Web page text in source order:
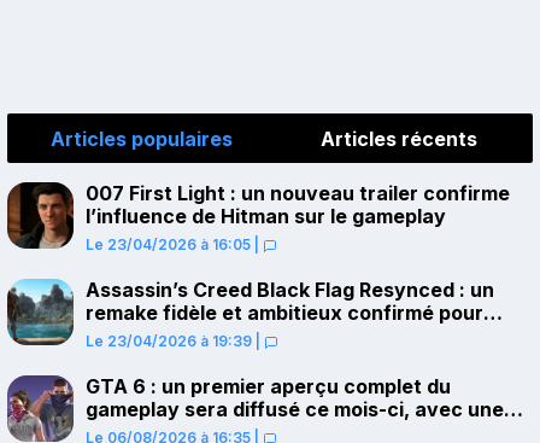
Articles populaires Articles récents
007 First Light : un nouveau trailer confirme
l’influence de Hitman sur le gameplay
Le 23/04/2026 à 16:05
Assassin’s Creed Black Flag Resynced : un
remake fidèle et ambitieux confirmé pour
juillet sur PS5
Le 23/04/2026 à 19:39
GTA 6 : un premier aperçu complet du
gameplay sera diffusé ce mois-ci, avec une
avant-première sur Netflix
Le 06/08/2026 à 16:35